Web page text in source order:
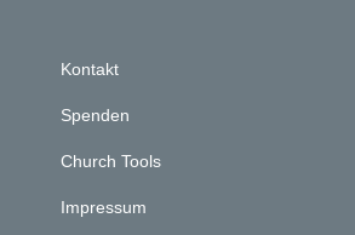
Kontakt
Spenden
Church Tools
Impressum